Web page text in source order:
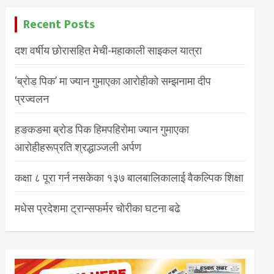
Recent Posts
दश वर्षीय छोरासहित मेची-महाकाली साइकल यात्रा
‘ब्रोड पिक’ मा ज्यान गुमाएका आरोहीको सम्झनामा दीप
प्रज्वलन
हङकङमा ब्रोड पिक हिमपहिरोमा ज्यान गुमाएका
आरोहीहरूप्रति श्रद्धाञ्जली अर्पण
कक्षा ८ पूरा गर्न नसकेका १३७ बालबालिकालाई वैकल्पिक शिक्षा
मधेस प्रदेशमा ट्रान्सफर्मर चोरीका घटना बढे